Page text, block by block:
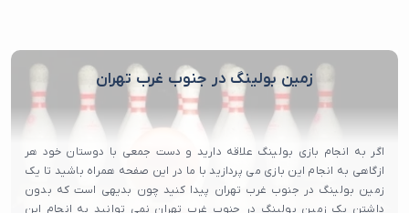
زمین بولینگ در جنوب غرب تهران
اگر به انجام بازی بولینگ علاقه دارید و دست جمعی با دوستان خود هر
ازگاهی به انجام این بازی می پردازید با ما در این صفحه همراه باشید تا یک
زمین بولینگ در جنوب غرب تهران پیدا کنید چون بدیهی است که بدون
داشتن یک زمین بولینگ در جنوب غرب تهران نمی توانید به انجام این